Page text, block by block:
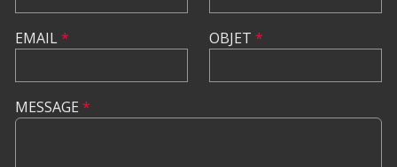
EMAIL* OBJET *
MESSAGE *